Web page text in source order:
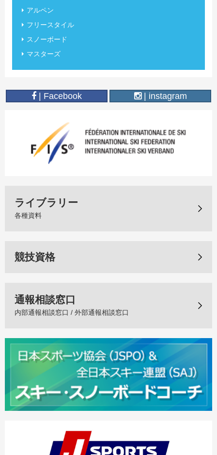
アルペン
フリースタイル
スノーボード
マスターズ
| Facebook | instagram
ライブラリー
各種資料
競技資格
通報相談窓口
内部通報相談窓口 / 外部通報相談窓口